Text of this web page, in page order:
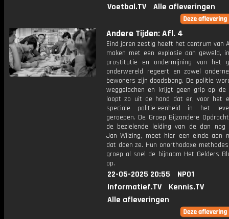
Voetbal.TV
Alle afleveringen
Andere Tijden: Afl. 4
Eind jaren zestig heeft het centrum van
maken met een explosie aan geweld,
prostitutie en ondermijning van het
onderwereld regeert en zowel
bewoners zijn doodsbang. De politie
weggelachen en krijgt geen grip op de
loopt zo uit de hand dat er, voor het
speciale politie-eenheid in het
geroepen. De Groep Bijzondere
de bezielende leiding van de dan nog
Jan Wilzing, moet hier een einde aan
dat doen ze. Hun onorthodoxe
groep al snel de bijnaam Het Gelders
op.
22-05-2025 20:55
NPO1
Informatief.TV
Kennis.TV
Alle afleveringen